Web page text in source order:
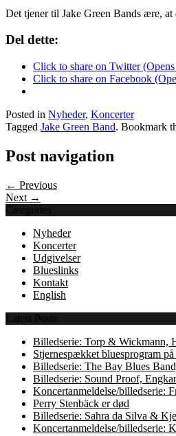
Det tjener til Jake Green Bands ære,
Del dette:
Click to share on Twitter
Click to share on Facebook
Posted in Nyheder, Koncerter
Tagged Jake Green Band. Bookmark
Post navigation
← Previous
Next →
Categories
Nyheder
Koncerter
Udgivelser
Blueslinks
Kontakt
English
Latest Posts
Billedserie: Torp & Wickmann,
Stjernespækket bluesprogram
Billedserie: The Bay Blues
Billedserie: Sound Proof,
Koncertanmeldelse/billedserie:
Perry Stenbäck er død
Billedserie: Sahra da Silva &
Koncertanmeldelse/billedserie: